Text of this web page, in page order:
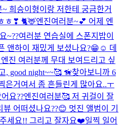
희승이형이랑 저한테 궁금한거
ㅎ❣ 🐈🦌엔진여러분~💕 어제 엔
~??여러분 연습실에 스폰지밥이
앤하이 재밌게 보셨나요?😁☺️ 데
진 여러분께 무대 보여드리고 싶
, good night~~🥰 🦮찾아보니까 6
은거여서 좀 흔들린게 많아요..ㅜ
요??엔진여러분🥰 저 귀걸이 잘
뷰 어떠셨나요??😊 멋진 앨범이 기
세요!! 그리고 잘자요❤️일찍 일어